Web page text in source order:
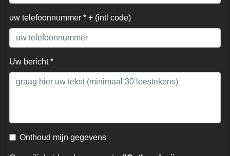
uw telefoonnummer * + (intl code)
Uw bericht *
Onthoud mijn gegevens